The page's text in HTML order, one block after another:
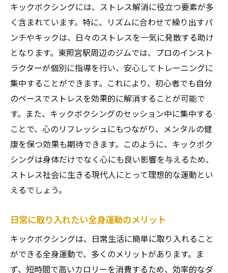
キックボクシングがもたらす時間管理の利
点
健康的なライフスタイルを手に入れる東照宮駅
のキックボクシング
東照宮駅で始める新しい健康習慣
キックボクシングが提供するライフスタイ
ル改善
健康維持に必要な全身運動の導入
東照宮駅周辺での健康コミュニティ参加法
キックボクシングを通じた健康的な変化の
体験
での選択
運動の魅力
全身で楽しむキックボクシングの魅力
キックボクシングには、ストレス解消に役立つ要素が多
く含まれています。特に、リズムに合わせて繰り出すパ
ンチやキックは、日々のストレスを一気に発散する助け
となります。東照宮駅周辺のジムでは、プロのインスト
ラクターが個別に指導を行い、安心してトレーニングに
集中することができます。これにより、初心者でも自分
のペースでストレスを効果的に解消することが可能で
す。また、キックボクシングのセッション中に集中する
ことで、心のリフレッシュにもつながり、メンタルの健
康を保つ効果も期待できます。このように、キックボク
シングは身体だけでなく心にも良い影響を与えるため、
ストレス社会に生きる現代人にとって理想的な運動とい
えるでしょう。
日常に取り入れたい全身運動のメリット
キックボクシングは、日常生活に簡単に取り入れること
ができる全身運動で、多くのメリットがあります。ま
ず、短時間で高いカロリーを消費するため、効率的なダ